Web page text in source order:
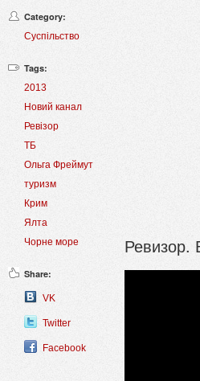
Category:
Суспільство
Tags:
2013
Новий канал
Ревізор
ТБ
Ольга Фреймут
туризм
Крим
Ялта
Чорне море
Share:
VK
Twitter
Facebook
Ревизор.